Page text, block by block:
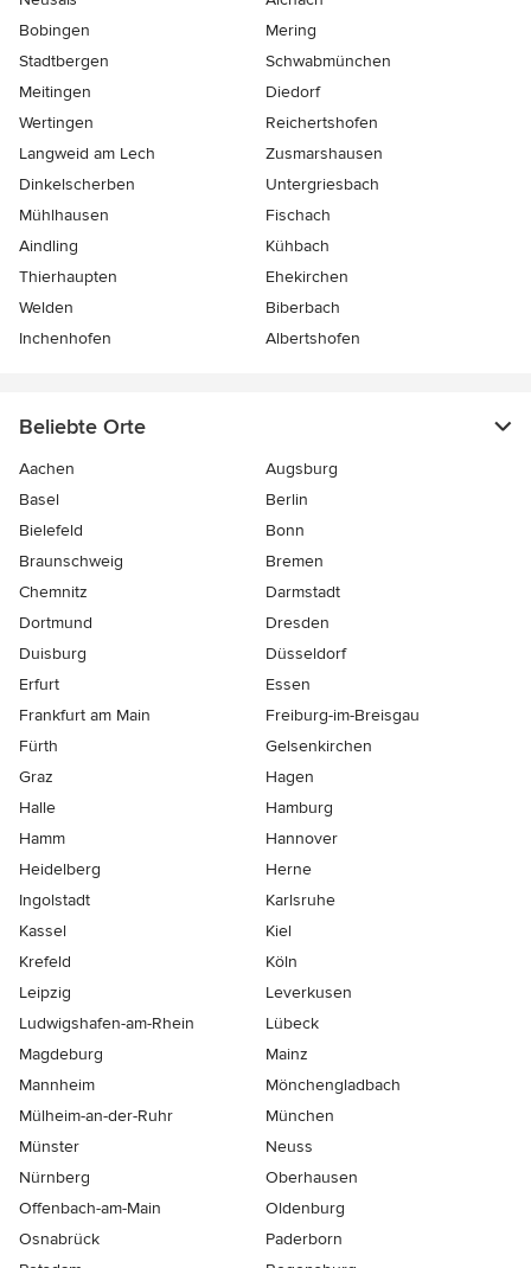
Bobingen
Mering
Stadtbergen
Schwabmünchen
Meitingen
Diedorf
Wertingen
Reichertshofen
Langweid am Lech
Zusmarshausen
Dinkelscherben
Untergriesbach
Mühlhausen
Fischach
Aindling
Kühbach
Thierhaupten
Ehekirchen
Welden
Biberbach
Inchenhofen
Albertshofen
Beliebte Orte
Aachen
Augsburg
Basel
Berlin
Bielefeld
Bonn
Braunschweig
Bremen
Chemnitz
Darmstadt
Dortmund
Dresden
Duisburg
Düsseldorf
Erfurt
Essen
Frankfurt am Main
Freiburg-im-Breisgau
Fürth
Gelsenkirchen
Graz
Hagen
Halle
Hamburg
Hamm
Hannover
Heidelberg
Herne
Ingolstadt
Karlsruhe
Kassel
Kiel
Krefeld
Köln
Leipzig
Leverkusen
Ludwigshafen-am-Rhein
Lübeck
Magdeburg
Mainz
Mannheim
Mönchen­gladbach
Mülheim-an-der-Ruhr
München
Münster
Neuss
Nürnberg
Oberhausen
Offenbach-am-Main
Oldenburg
Osnabrück
Paderborn